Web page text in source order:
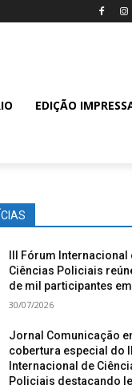
EDIÇÃO
III Fórum Internacional
Ciências Policiais
de mil participantes
30/07/2026
Jornal Comunicação
cobertura especial do
Internacional de
Policiais destacando